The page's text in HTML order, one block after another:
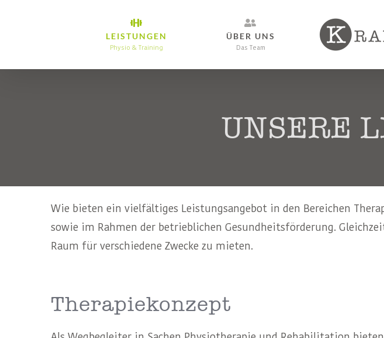
LEISTUNGEN
Physio & Training
ÜBER UNS
Das Team
UNSERE
Wie bieten ein vielfältiges Leistungsangebot in den Bereichen
sowie im Rahmen der betrieblichen Gesundheitsförderung.
Raum für verschiedene Zwecke zu mieten.
Therapiekonzept